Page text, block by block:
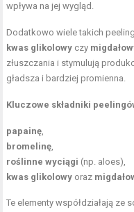
wpływa na jej wygląd.
Dodatkowo wiele takich
kwas glikolowy czy
złuszczania i stymulują
gładsza i bardziej promienna.
Kluczowe składniki
papainę,
bromelinę,
roślinne wyciągi (np. aloes),
kwas glikolowy oraz
Te elementy współdziałają ze